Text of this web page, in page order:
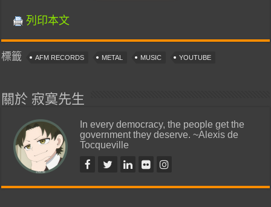
列印本文
標籤 AFM RECORDS METAL MUSIC YOUTUBE
關於 寂寞先生
In every democracy, the people get the
government they deserve. ~Alexis de
Tocqueville